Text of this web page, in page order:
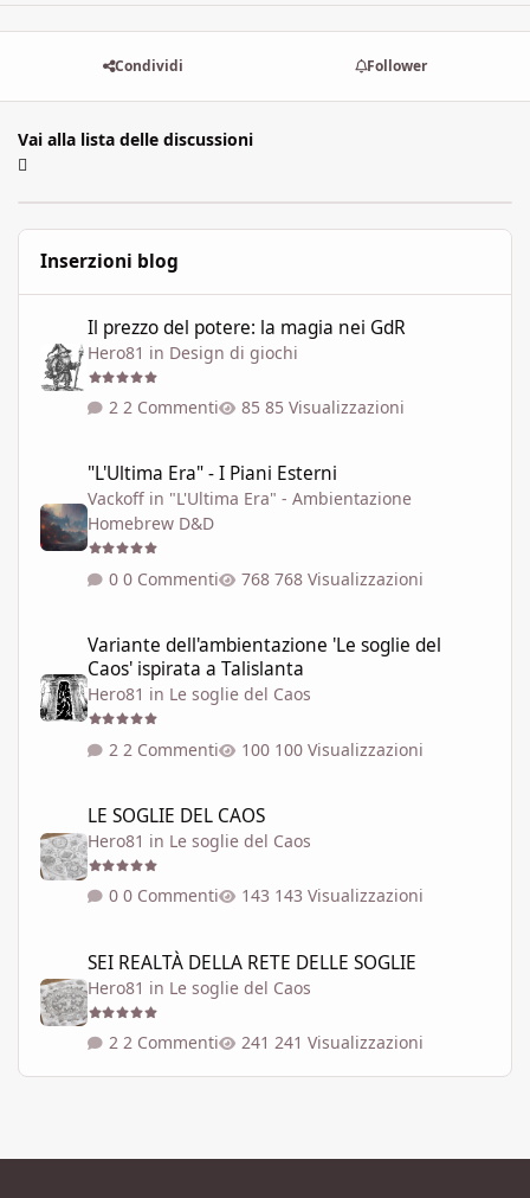
Condividi Follower
Vai alla lista delle discussioni
Inserzioni blog
Il prezzo del potere: la magia nei GdR
Hero81 in Design di giochi
2 Commenti 85 Visualizzazioni
"L'Ultima Era" - I Piani Esterni
Vackoff in "L'Ultima Era" - Ambientazione
Homebrew D&D
0 Commenti 768 Visualizzazioni
Variante dell'ambientazione 'Le soglie del
Caos' ispirata a Talislanta
Hero81 in Le soglie del Caos
2 Commenti 100 Visualizzazioni
LE SOGLIE DEL CAOS
Hero81 in Le soglie del Caos
0 Commenti 143 Visualizzazioni
SEI REALTÀ DELLA RETE DELLE SOGLIE
Hero81 in Le soglie del Caos
2 Commenti 241 Visualizzazioni